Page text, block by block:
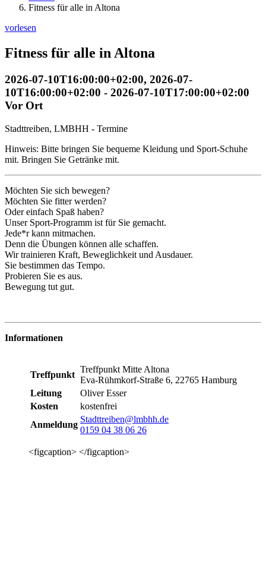
Fitness für alle in Altona
vorlesen
Fitness für alle in Altona
2026-07-10T16:00:00+02:00, 2026-07-
10T16:00:00+02:00 - 2026-07-10T17:00:00+02:00
Vor Ort
Stadttreiben, LMBHH - Termine
Hinweis: Bitte bringen Sie bequeme Kleidung und Sport-Schuhe
mit. Bringen Sie Getränke mit.
Möchten Sie sich bewegen?
Möchten Sie fitter werden?
Oder einfach Spaß haben?
Unser Sport-Programm ist für Sie gemacht.
Jede*r kann mitmachen.
Denn die Übungen können alle schaffen.
Wir trainieren Kraft, Beweglichkeit und Ausdauer.
Sie bestimmen das Tempo.
Probieren Sie es aus.
Bewegung tut gut.
Informationen
Treffpunkt
Treffpunkt Mitte Altona
Eva-Rühmkorf-Straße 6, 22765 Hamburg
Leitung
Oliver Esser
Kosten
kostenfrei
Anmeldung
Stadttreiben@lmbhh.de
0159 04 38 06 26
<figcaption> </figcaption>